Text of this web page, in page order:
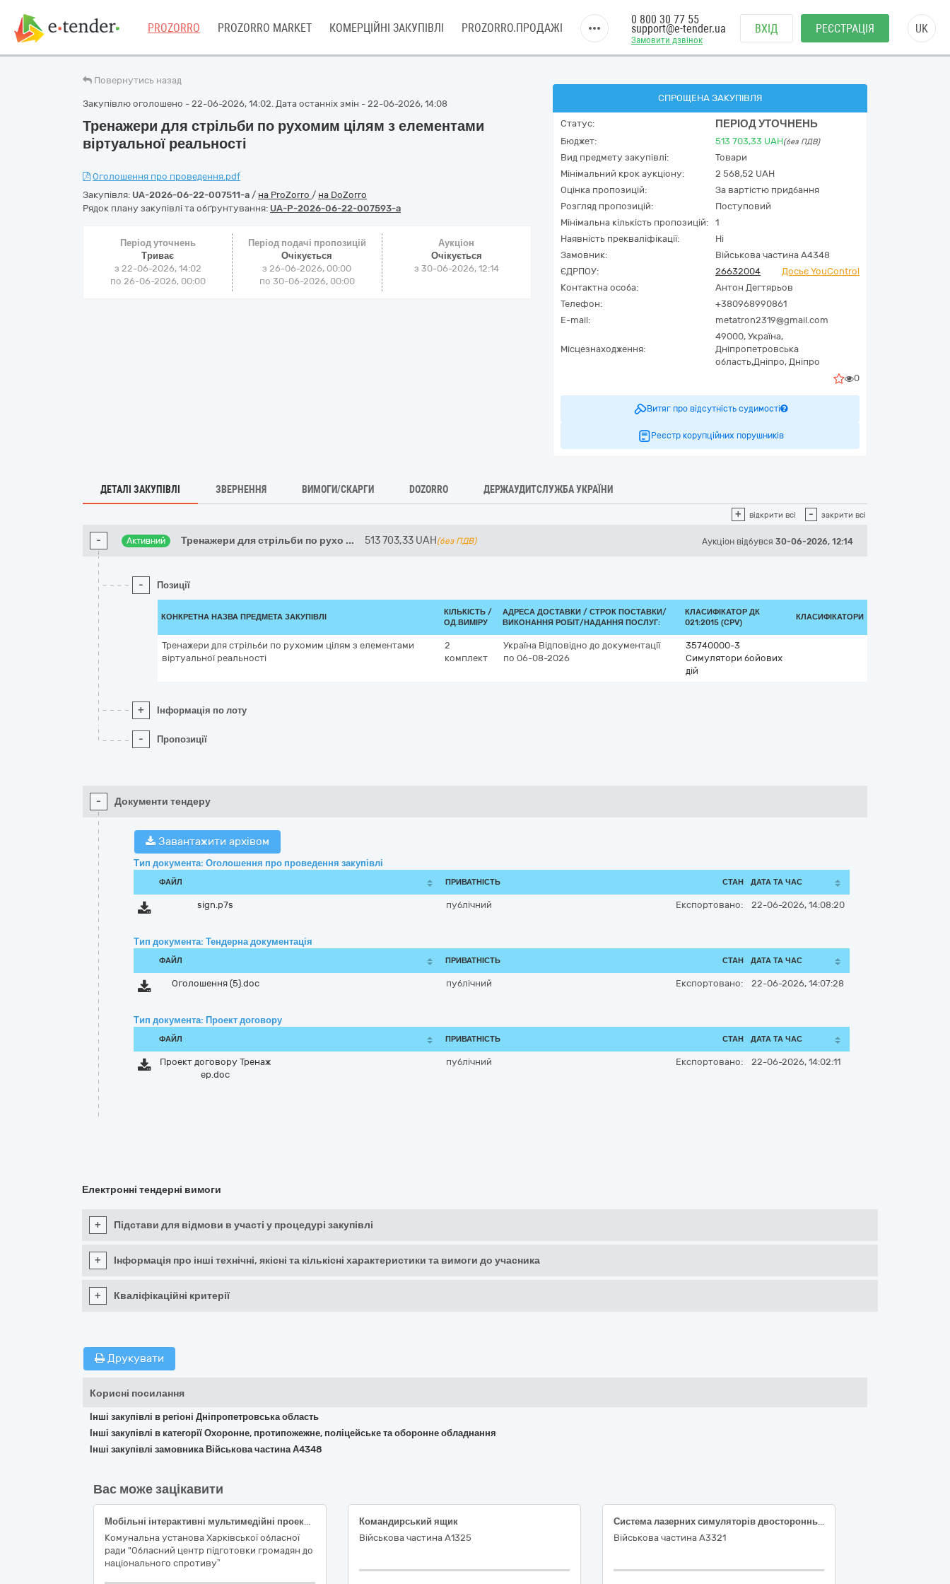
PROZORRO PROZORRO MARKET КОМЕРЦІЙНІ ЗАКУПІВЛІ PROZORRO.ПРОДАЖІ
Замовити дзвінок
0 800 30 77 55
support@e-tender.ua ВХІД РЕЄСТРАЦІЯ UK
Повернутись назад
Закупівлю оголошено - 22-06-2026, 14:02. Дата останніх змін - 22-06-2026, 14:08
Тренажери для стрільби по рухомим цілям з елементами
віртуальної реальності
Оголошення про проведення.pdf
Закупівля: UA-2026-06-22-007511-a / на ProZorro / на DoZorro
Рядок плану закупівлі та обґрунтування: UA-P-2026-06-22-007593-a
Період уточнень
Триває
з 22-06-2026, 14:02
по 26-06-2026, 00:00
Період подачі пропозицій
Очікується
з 26-06-2026, 00:00
по 30-06-2026, 00:00
Аукціон
Очікується
з 30-06-2026, 12:14
СПРОЩЕНА ЗАКУПІВЛЯ
Статус: ПЕРІОД УТОЧНЕНЬ
Бюджет: 513 703,33 UAH(без ПДВ)
Вид предмету закупівлі:
Товари
Мінімальний крок аукціону:
2 568,52 UAH
Оцінка пропозицій:
За вартістю придбання
Розгляд пропозицій:
Поступовий
Мінімальна кількість пропозицій:
1
Наявність прекваліфікації:
Ні
Замовник:
Військова частина А4348
ЄДРПОУ:
26632004
Досьє YouControl
Контактна особа:
Антон Дегтярьов
Телефон:
+380968990861
E-mail:
metatron2319@gmail.com
Місцезнаходження:
49000, Україна,
Дніпропетровська
область,Дніпро, Дніпро
0
Витяг про відсутність судимості
Реєстр корупційних порушників
ДЕТАЛІ ЗАКУПІВЛІ ЗВЕРНЕННЯ ВИМОГИ/СКАРГИ DOZORRO ДЕРЖАУДИТСЛУЖБА УКРАЇНИ
+ відкрити всі - закрити всі
- Активний Тренажери для стрільби по рухо ... 513 703,33 UAH (без ПДВ) Аукціон відбувся 30-06-2026, 12:14
- Позиції
КОНКРЕТНА НАЗВА ПРЕДМЕТА ЗАКУПІВЛІ
КІЛЬКІСТЬ /
ОД.ВИМІРУ
АДРЕСА ДОСТАВКИ / СТРОК ПОСТАВКИ/
ВИКОНАННЯ РОБІТ/НАДАННЯ ПОСЛУГ:
КЛАСИФІКАТОР ДК
021:2015 (CPV)
КЛАСИФІКАТОРИ
Тренажери для стрільби по рухомим цілям з елементами
віртуальної реальності
2
комплект
Україна Відповідно до документації
по 06-08-2026
35740000-3
Симулятори бойових
дій
+ Інформація по лоту
- Пропозиції
- Документи тендеру
Завантажити архівом
Тип документа: Оголошення про проведення закупівлі
ФАЙЛ ПРИВАТНІСТЬ СТАН ДАТА ТА ЧАС
sign.p7s публічний Експортовано: 22-06-2026, 14:08:20
Тип документа: Тендерна документація
ФАЙЛ ПРИВАТНІСТЬ СТАН ДАТА ТА ЧАС
Оголошення (5).doc публічний Експортовано: 22-06-2026, 14:07:28
Тип документа: Проект договору
ФАЙЛ ПРИВАТНІСТЬ СТАН ДАТА ТА ЧАС
Проект договору Тренаж
ер.doc
публічний Експортовано: 22-06-2026, 14:02:11
Електронні тендерні вимоги
+ Підстави для відмови в участі у процедурі закупівлі
+ Інформація про інші технічні, якісні та кількісні характеристики та вимоги до учасника
+ Кваліфікаційні критерії
Друкувати
Корисні посилання
Інші закупівлі в регіоні Дніпропетровська область
Інші закупівлі в категорії Охоронне, протипожежне, поліцейське та оборонне обладнання
Інші закупівлі замовника Військова частина А4348
Вас може зацікавити
Мобільні інтерактивні мультимедійні проекційні комплекси та модулі навчальні
Комунальна установа Харківської обласної
ради "Обласний центр підготовки громадян до
національного спротиву”
Командирський ящик
Військова частина А1325
Система лазерних симуляторів двостороннього вогневого контакту спеціального призначення
Військова частина А3321